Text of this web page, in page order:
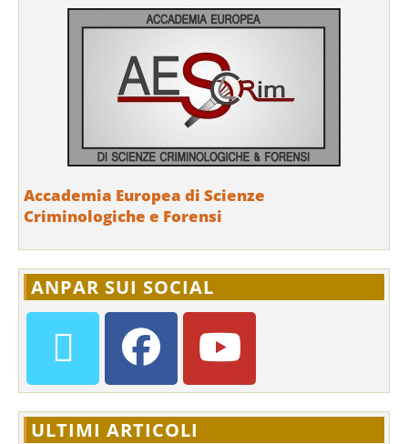
Accademia Europea di Scienze
Criminologiche e Forensi
ANPAR SUI SOCIAL
ULTIMI ARTICOLI